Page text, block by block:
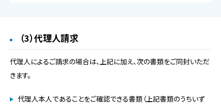
（3）代理人請求
代理人によるご請求の場合は、上記に加え、次の書類をご同封いただ
きます。
代理人本人であることをご確認できる書類（上記書類のうちいず